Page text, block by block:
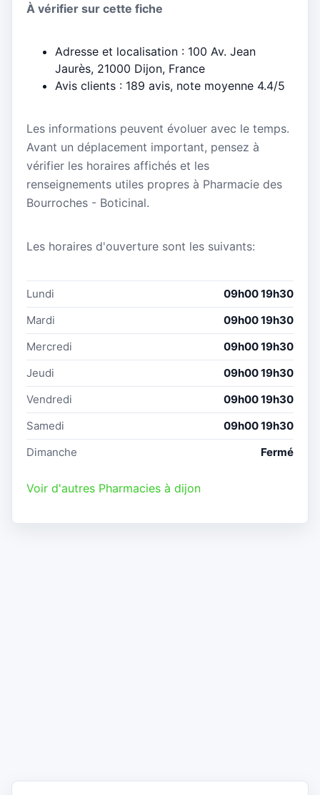
À vérifier sur cette fiche
Adresse et localisation : 100 Av. Jean
Jaurès, 21000 Dijon, France
Avis clients : 189 avis, note moyenne 4.4/5
Les informations peuvent évoluer avec le temps.
Avant un déplacement important, pensez à
vérifier les horaires affichés et les
renseignements utiles propres à Pharmacie des
Bourroches - Boticinal.
Les horaires d'ouverture sont les suivants:
Lundi
09h00 19h30
Mardi
09h00 19h30
Mercredi
09h00 19h30
Jeudi
09h00 19h30
Vendredi
09h00 19h30
Samedi
09h00 19h30
Dimanche
Fermé
Voir d'autres Pharmacies à dijon